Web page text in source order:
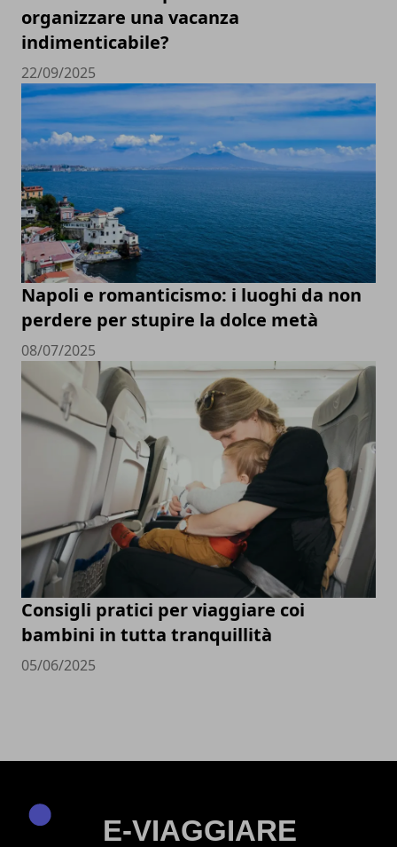
organizzare una vacanza
indimenticabile?
22/09/2025
Napoli e romanticismo: i luoghi da non
perdere per stupire la dolce metà
08/07/2025
Consigli pratici per viaggiare coi
bambini in tutta tranquillità
05/06/2025